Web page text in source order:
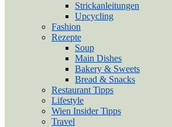
Strickanleitungen
Upcycling
Fashion
Rezepte
Soup
Main Dishes
Bakery & Sweets
Bread & Snacks
Restaurant Tipps
Lifestyle
Wien Insider Tipps
Travel